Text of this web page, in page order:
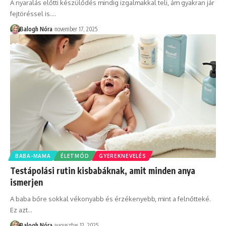
A nyaralás előtti készülődés mindig izgalmakkal teli, ám gyakran jár
fejtöréssel is.…
Balogh Nóra november 17, 2025
BABA-MAMA ÉLETMÓD GYEREKNEVELÉS
Testápolási rutin kisbabáknak, amit minden anya
ismerjen
A baba bőre sokkal vékonyabb és érzékenyebb, mint a felnőtteké.
Ez azt…